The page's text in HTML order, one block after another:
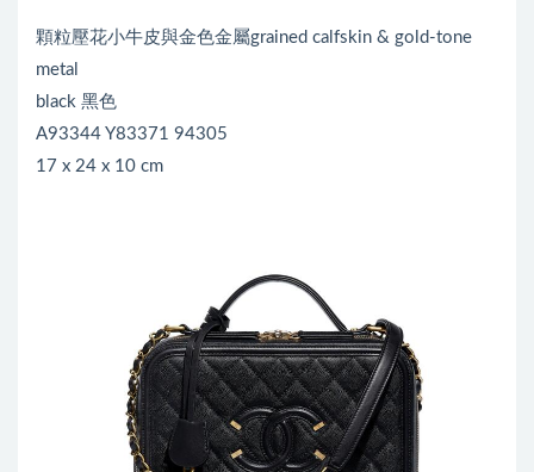
顆粒壓花小牛皮與金色金屬grained calfskin & gold-tone
metal
black 黑色
A93344 Y83371 94305
17 x 24 x 10 cm